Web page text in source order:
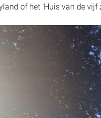
of het ‘Huis van de vijf